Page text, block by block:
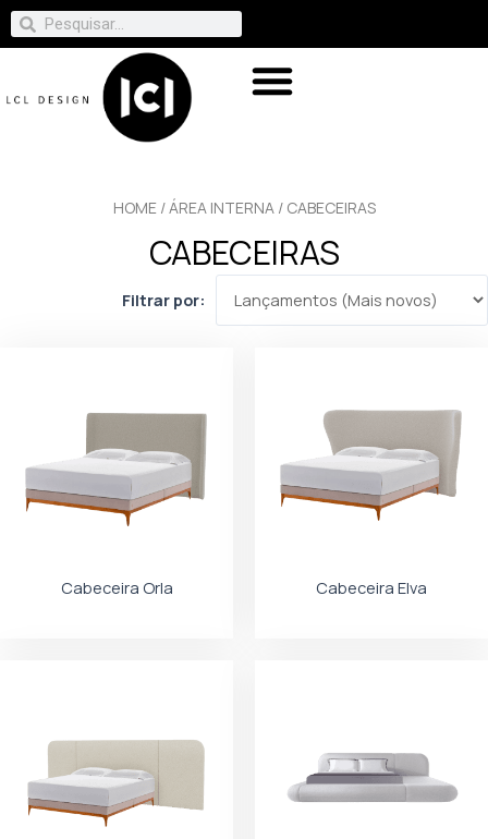
HOME/ÁREA INTERNA / CABECEIRAS
CABECEIRAS
Filtrar por:
Cabeceira Orla Cabeceira Elva